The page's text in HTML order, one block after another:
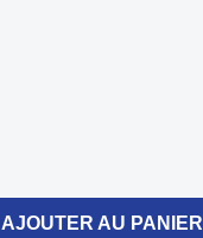
AJOUTER AU PANIER